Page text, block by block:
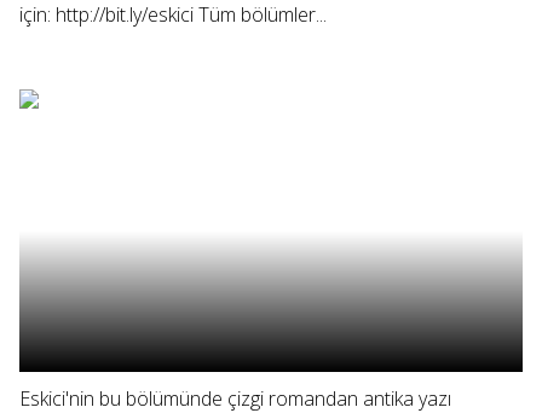
için: http://bit.ly/eskici Tüm bölümler...
Eskici'nin bu bölümünde çizgi romandan antika yazı